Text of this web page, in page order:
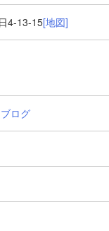
4-13-15[地図]
ブログ